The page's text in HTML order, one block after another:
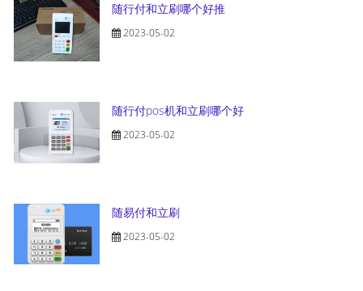
随行付和立刷哪个好推
2023-05-02
随行付pos机和立刷哪个好
2023-05-02
随易付和立刷
2023-05-02